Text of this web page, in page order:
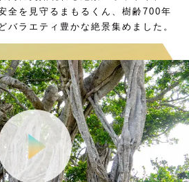
全を見守るまもるくん、樹齢700年
バラエティ豊かな絶景集めました。